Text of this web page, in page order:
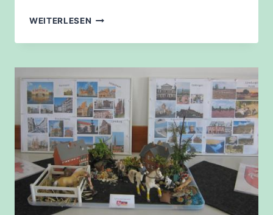
WEITERLESEN BINGO
TOMBOLA